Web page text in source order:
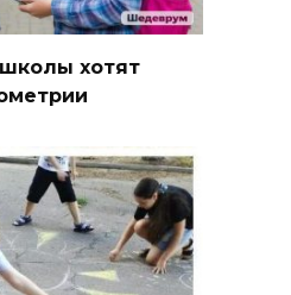
хотят